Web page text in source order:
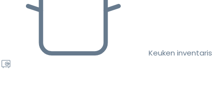
Keuken inventaris